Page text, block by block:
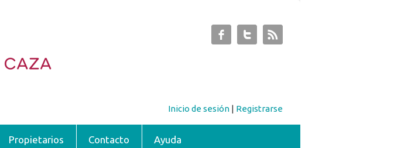
Inicio de sesión | Registrarse
Propietarios Contacto Ayuda